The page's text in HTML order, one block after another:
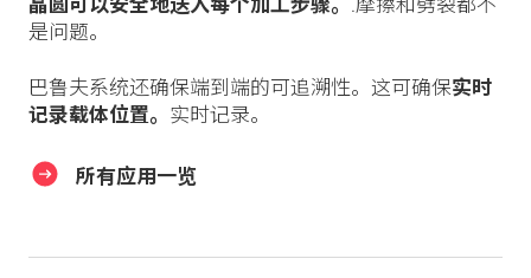
晶圆可以安全地送入每个加工步骤。 .摩擦和劈裂都不
是问题。
巴鲁夫系统还确保端到端的可追溯性。这可确保实时
记录载体位置。 实时记录。
所有应用一览